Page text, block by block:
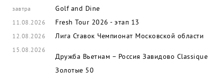
завтра Golf and Dine
11.08.2026 Fresh Tour 2026 - этап 13
12.08.2026 Лига Ставок Чемпионат Московской области
15.08.2026
Дружба Вьетнам – Россия Завидово Classique
Золотые 50